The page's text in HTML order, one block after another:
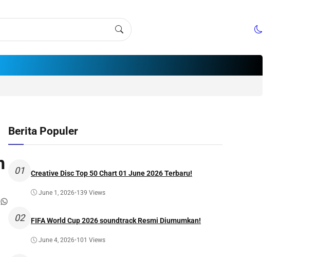
Berita Populer
01 Creative Disc Top 50 Chart 01 June 2026 Terbaru!
June 1, 2026•139 Views
02 FIFA World Cup 2026 soundtrack Resmi Diumumkan!
June 4, 2026•101 Views